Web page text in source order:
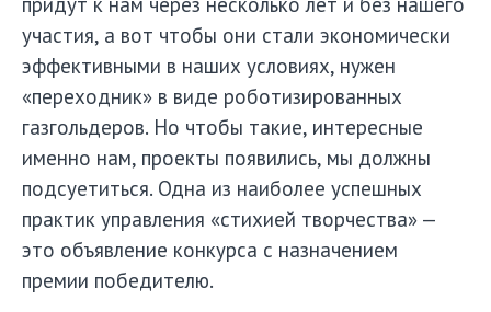
участия, а вот чтобы они стали экономически
эффективными в наших условиях, нужен
«переходник» в виде роботизированных
газгольдеров. Но чтобы такие, интересные
именно нам, проекты появились, мы должны
подсуетиться. Одна из наиболее успешных
практик управления «стихией творчества» —
это объявление конкурса с назначением
премии победителю.